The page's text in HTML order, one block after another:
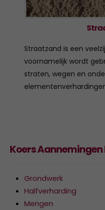
Straatzand is een
voornamelijk wordt
straten, wegen en
Koers Aannemingen
Grondwerk
Halfverharding
Mengen